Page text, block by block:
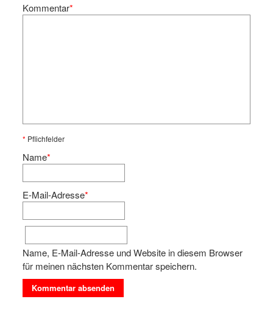
Kommentar*
* Pflichfelder
Name*
E-Mail-Adresse*
Name, E-Mail-Adresse und Website in diesem Browser
für meinen nächsten Kommentar speichern.